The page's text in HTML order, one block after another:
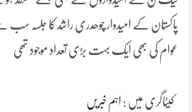
پاکستان کے امیدوار چوھدری راشد کا جلسہ سب
عوام کی بھی ایک بہت بڑی تعداد موجود تھی
کیٹاگری میں : اہم خبریں